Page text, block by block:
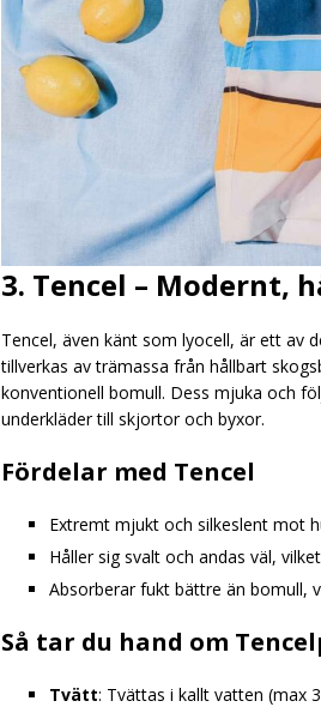
3. Tencel – Modernt,
Tencel, även känt som lyocell, är ett av
tillverkas av trämassa från hållbart
konventionell bomull. Dess mjuka och
underkläder till skjortor och byxor.
Fördelar med Tencel
Extremt mjukt och silkeslent mot
Håller sig svalt och andas väl,
Absorberar fukt bättre än bomull,
Så tar du hand om
Tvätt: Tvättas i kallt vatten (max